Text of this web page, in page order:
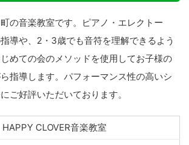
の音楽教室です。ピアノ・エレクトー
導や、2・3歳でも音符を理解できるよう
めての会のメソッドを使用してお子様の
指導します。パフォーマンス性の高いシ
ご好評いただいております。
HAPPY CLOVER音楽教室